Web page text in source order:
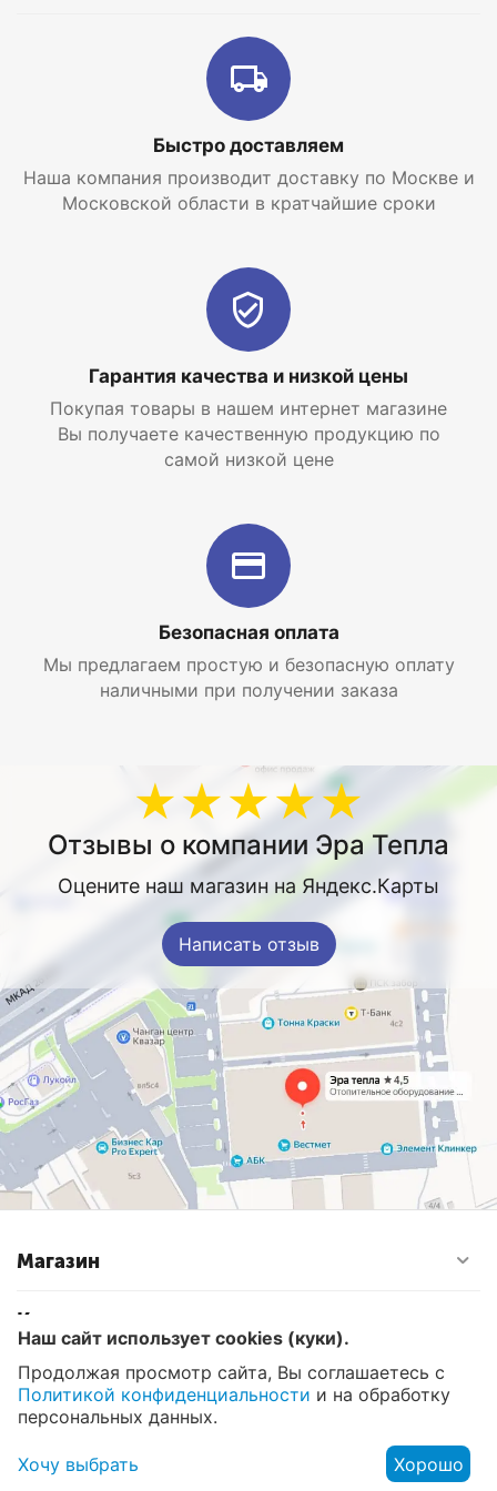
Быстро доставляем
Наша компания производит доставку по Москве и
Московской области в кратчайшие сроки
Гарантия качества и низкой цены
Покупая товары в нашем интернет магазине
Вы получаете качественную продукцию по
самой низкой цене
Безопасная оплата
Мы предлагаем простую и безопасную оплату
наличными при получении заказа
★★★★★
Отзывы о компании Эра Тепла
Оцените наш магазин на Яндекс.Карты
Написать отзыв
Магазин
Контакты
© 2008 - 2026 Эра Тепла. Интернет магазин отопительных
систем и водоснабжения в Москве
Наш сайт использует cookies (куки).
Продолжая просмотр сайта, Вы соглашаетесь с
Политикой конфиденциальности и на обработку
персональных данных.
Хочу выбрать Хорошо